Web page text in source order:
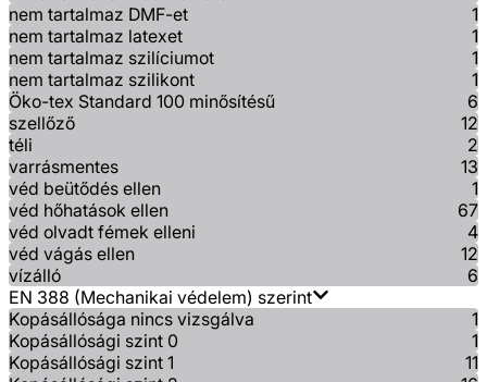
nem tartalmaz DMF-et
1
nem tartalmaz latexet
1
nem tartalmaz szilíciumot
1
nem tartalmaz szilikont
1
Öko-tex Standard 100 minősítésű
6
szellőző
12
téli
2
varrásmentes
13
véd beütődés ellen
1
véd hőhatások ellen
67
véd olvadt fémek elleni
4
véd vágás ellen
12
vízálló
6
EN 388 (Mechanikai védelem) szerint
Kopásállósága nincs vizsgálva
1
Kopásállósági szint 0
1
Kopásállósági szint 1
11